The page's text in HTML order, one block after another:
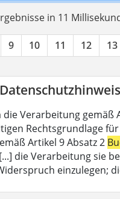
in 11
9 10 11 12 13
Verarbeitung gemäß
Rechtsgrundlage
Artikel 9 Absatz 2
die Verarbeitung
einzulegen;